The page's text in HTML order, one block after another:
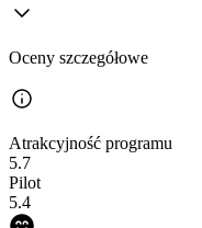
Oceny szczegółowe
Atrakcyjność programu
5.7
Pilot
5.4